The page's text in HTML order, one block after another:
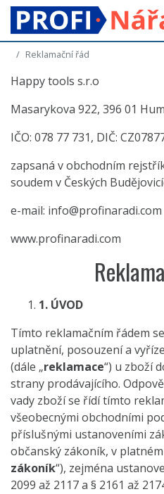
Reklamační řád
Happy tools s.r.o
Masarykova 922, 396 01
IČO: 078 77 731, DIČ:
zapsaná v obchodním
soudem v Českých
e-mail: info@profinaradi.com
www.profinaradi.com
1. ÚVOD
Tímto reklamačním řádem
uplatnění, posouzení a
(dále „reklamace“) u zboží
strany prodávajícího.
vady zboží se řídí tímto
všeobecnými obchodními
příslušnými ustanoveními
občanský zákoník, v
zákoník“), zejména
2099 až 2117 a § 2161 až